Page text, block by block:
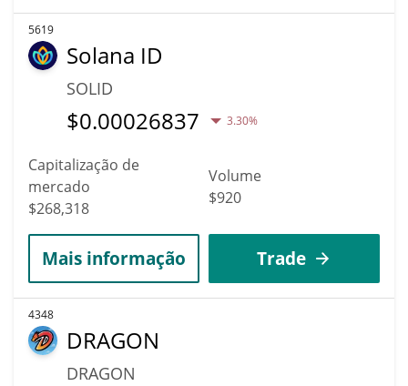
5619
Solana ID
SOLID
$0.00026837 3.30%
Capitalização de
mercado
$268,318
Volume
$920
Mais informação Trade
4348
DRAGON
DRAGON